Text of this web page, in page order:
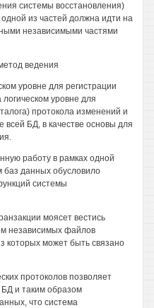
системы восстановления)
из частей должна идти на
независимыми частями
ведения
уровне для регистрации
уровне для
протокола изменений и
всей БД, в качестве основы для
работу в рамках одной
баз данных обусловило
системы
моясет вестись
независимых файлов
которых может быть связано
протоколов позволяет
и таким образом
что система